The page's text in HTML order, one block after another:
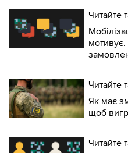
усіх варіантів
низької
міграційного
очікуваної
зумовлений
очікуваннями
вторгнення.
Читайте
Читайте
Як має
щоб
Читайте